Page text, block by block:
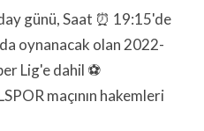
günü, Saat ⏰ 19:15'de
oynanacak olan 2022-
Lig'e dahil ⚽
maçının hakemleri